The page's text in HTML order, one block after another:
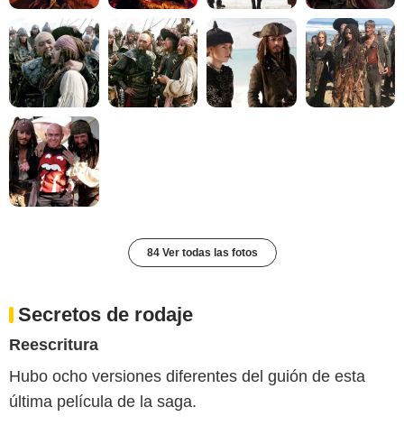
84 Ver todas las fotos
Secretos de rodaje
Reescritura
Hubo ocho versiones diferentes del guión de esta
última película de la saga.